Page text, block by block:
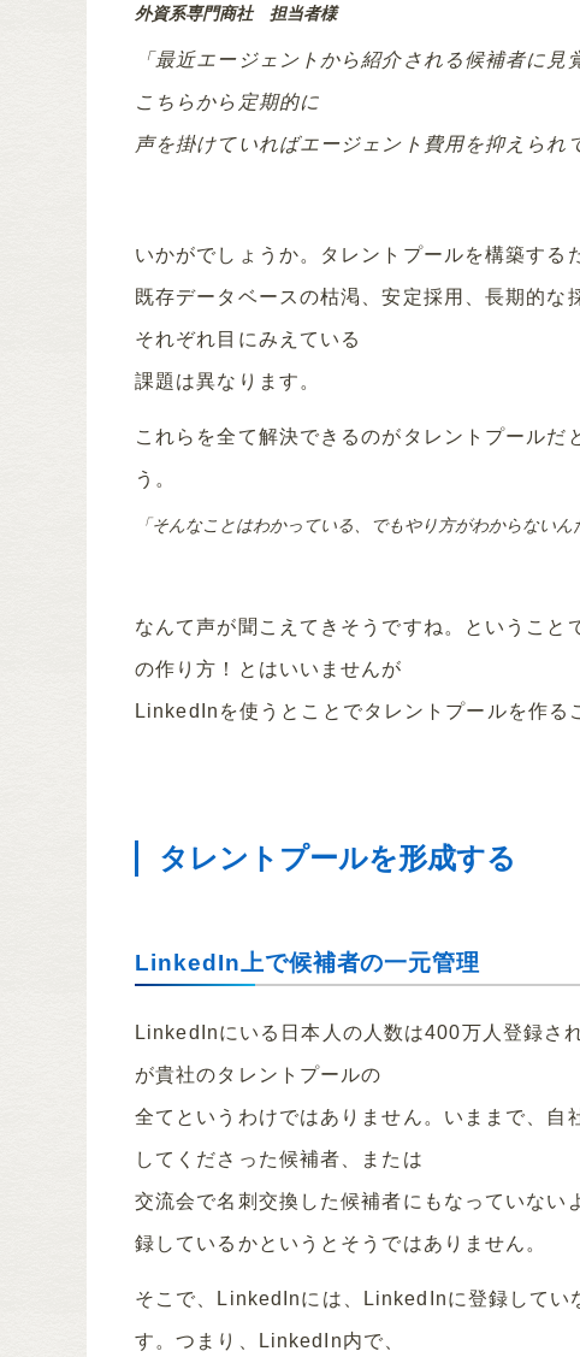
外資系専門商社 担当者様
「最近エージェントから紹介される候補者に
こちらから定期的に
声を掛けていればエージェント費用を抑えられ
いかがでしょうか。タレントプールを構築する
既存データベースの枯渇、安定採用、長期的な
それぞれ目にみえている
課題は異なります。
これらを全て解決できるのがタレントプールだ
う。
「そんなことはわかっている、でもやり方がわからないん
なんて声が聞こえてきそうですね。というこ
の作り方！とはいいませんが
LinkedInを使うとことでタレントプールを作る
タレントプールを形成する
LinkedIn上で候補者の一元管理
LinkedInにいる日本人の人数は400万人登録さ
が貴社のタレントプールの
全てというわけではありません。いままで、自
してくださった候補者、または
交流会で名刺交換した候補者にもなっていな
録しているかというとそうではありません。
そこで、LinkedInには、LinkedInに登録してい
す。つまり、LinkedIn内で、